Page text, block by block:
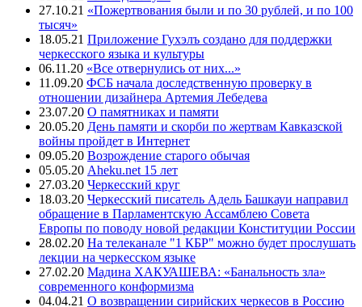
27.10.21 «Пожертвования были и по 30 рублей, и по 100
тысяч»
18.05.21 Приложение Гухэлъ создано для поддержки
черкесского языка и культуры
06.11.20 «Все отвернулись от них...»
11.09.20 ФСБ начала доследственную проверку в
отношении дизайнера Артемия Лебедева
23.07.20 О памятниках и памяти
20.05.20 День памяти и скорби по жертвам Кавказской
войны пройдет в Интернет
09.05.20 Возрождение старого обычая
05.05.20 Aheku.net 15 лет
27.03.20 Черкесский круг
18.03.20 Черкесский писатель Адель Башкауи направил
обращение в Парламентскую Ассамблею Совета
Европы по поводу новой редакции Конституции России
28.02.20 На телеканале "1 КБР" можно будет прослушать
лекции на черкесском языке
27.02.20 Мадина ХАКУАШЕВА: «Банальность зла»
современного конформизма
04.04.21 О возвращении сирийских черкесов в Россию